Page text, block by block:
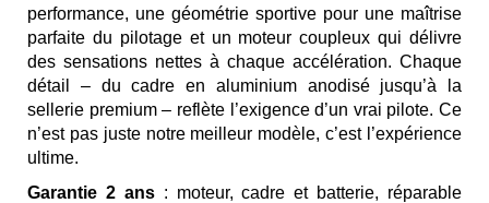
performance, une géométrie sportive pour une maîtrise
parfaite du pilotage et un moteur coupleux qui délivre
des sensations nettes à chaque accélération. Chaque
détail – du cadre en aluminium anodisé jusqu’à la
sellerie premium – reflète l’exigence d’un vrai pilote. Ce
n’est pas juste notre meilleur modèle, c’est l’expérience
ultime.
Garantie 2 ans : moteur, cadre et batterie, réparable